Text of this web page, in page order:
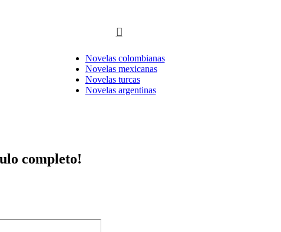
Novelas colombianas
Novelas mexicanas
Novelas turcas
Novelas argentinas
completo!